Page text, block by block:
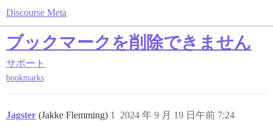
Discourse Meta
ブックマークを削除できません
サポート
bookmarks
Jagster (Jakke Flemming) 2024 年 9 月 19 日午前 7:24
1